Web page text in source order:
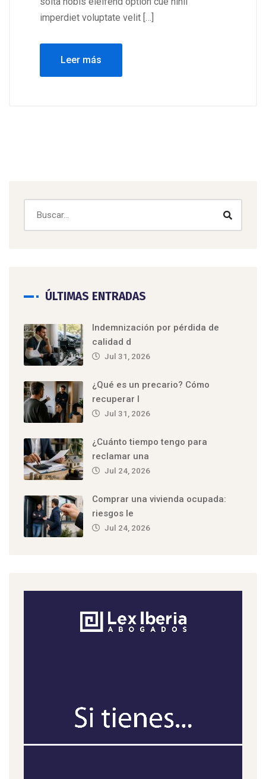
imperdiet voluptate velit […]
Leer más
ÚLTIMAS ENTRADAS
Indemnización por pérdida de
calidad d
Jul 31, 2026
¿Qué es un precario? Cómo
recuperar l
Jul 31, 2026
¿Cuánto tiempo tengo para
reclamar una
Jul 24, 2026
Comprar una vivienda ocupada:
riesgos le
Jul 24, 2026